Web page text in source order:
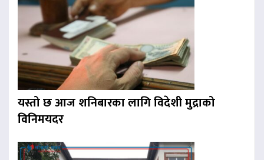
यस्तो छ आज शनिबारका लागि विदेशी मुद्राको
विनिमयदर